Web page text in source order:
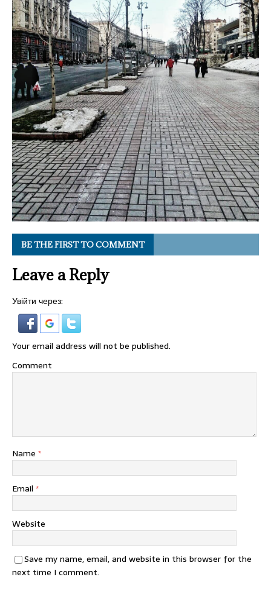
BE THE FIRST TO COMMENT
Leave a Reply
Увійти через:
Your email address will not be published.
Comment
Name *
Email *
Website
Save my name, email, and website in this browser for the
next time I comment.